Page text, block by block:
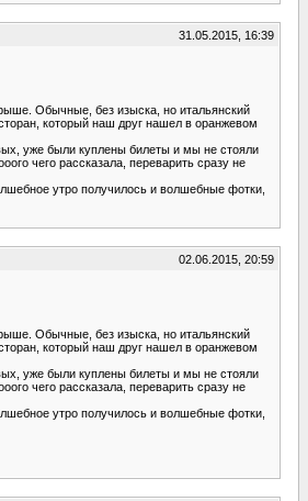
31.05.2015, 16:39
Обычные, без изыска, но итальянский
который наш друг нашел в оранжевом
уже были куплены билеты и мы не стояли
чего рассказала, переварить сразу не
утро получилось и волшебные фотки,
02.06.2015, 20:59
Обычные, без изыска, но итальянский
который наш друг нашел в оранжевом
уже были куплены билеты и мы не стояли
чего рассказала, переварить сразу не
утро получилось и волшебные фотки,